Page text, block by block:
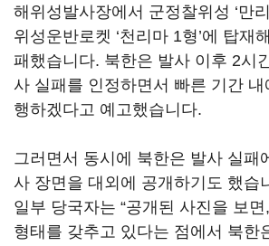
해위성발사장에서 군정찰위성 ‘만
위성운반로켓 ‘천리마 1형’에 탑재
패했습니다. 북한은 발사 이후 2시
사 실패를 인정하면서 빠른 기간
행하겠다고 예고했습니다.
그러면서 동시에 북한은 발사 실패
사 장면을 대외에 공개하기도 했습
일부 당국자는 “공개된 사진을 보
형태를 갖추고 있다는 점에서 북한